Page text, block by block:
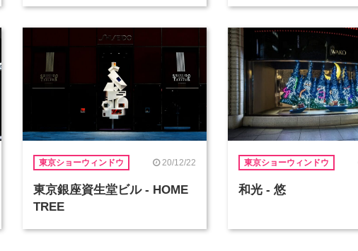
東京ショーウィンドウ 20/12/22
東京銀座資生堂ビル - HOME
TREE
東京ショーウィンドウ
和光 - 悠